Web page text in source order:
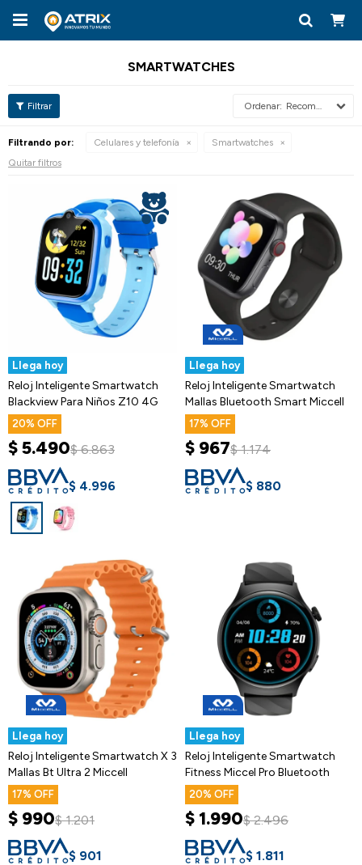

SMARTWATCHES
Recomendados
Filtrando por: Celulares y telefonía
Smartwatches
Quitar filtros
Llega hoy
Reloj Inteligente Smartwatch
Blackview Para Niños Z10 4G
20
$5.490$ 6.863
$ 4.996
Llega hoy
Reloj Inteligente Smartwatch
Mallas Bluetooth Smart Miccell
17
$ 967$ 1.174
$ 880
Llega hoy
Reloj Inteligente Smartwatch X 3
Mallas Bt Ultra 2 Miccell
17
$ 990$ 1.201
$ 901
Llega hoy
Reloj Inteligente Smartwatch
Fitness Miccel Pro Bluetooth
20
$ 1.990$ 2.496
$ 1.811